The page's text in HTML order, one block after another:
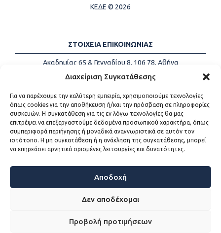
Διαχείριση Συγκατάθεσης
Για να παρέχουμε την καλύτερη εμπειρία, χρησιμοποιούμε τεχνολογίες
όπως cookies για την αποθήκευση ή/και την πρόσβαση σε πληροφορίες
συσκευών. Η συγκατάθεση για τις εν λόγω τεχνολογίες θα μας
επιτρέψει να επεξεργαστούμε δεδομένα προσωπικού χαρακτήρα, όπως
συμπεριφορά περιήγησης ή μοναδικά αναγνωριστικά σε αυτόν τον
ιστότοπο. Η μη συγκατάθεση ή η ανάκληση της συγκατάθεσης, μπορεί
να επηρεάσει αρνητικά ορισμένες λειτουργίες και δυνατότητες.
Αποδοχή
Δεν αποδέχομαι
Προβολή προτιμήσεων
ΚΕΔΕ © 2026
ΣΤΟΙΧΕΙΑ ΕΠΙΚΟΙΝΩΝΙΑΣ
Ακαδημίας 65 & Γενναδίου 8, 106 78, Αθήνα
Τηλέφωνα:
+30 213-2147500
Email:
info@kede.gr
ΧΡΗΣΙΜΟΙ ΣΥΝΔΕΣΜΟΙ
Η ΚΕΔΕ
Sitemap
Προσβασιμότητα
Όροι χρήσης
WEB DEVELOPMENT BY ΕΓΚΡΙΤΟΣ GROUP - ΣΥΝΕΡΓΑΣΙΑ Α.Ε.